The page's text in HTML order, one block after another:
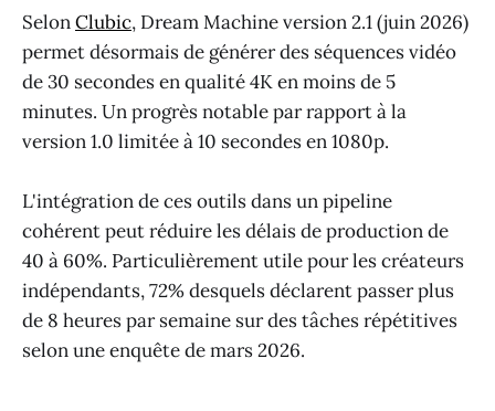
SelonClubic, Dream Machine version 2.1 (juin 2026)
permet désormais de générer des séquences vidéo
de 30 secondes en qualité 4K en moins de 5
minutes. Un progrès notable par rapport à la
version 1.0 limitée à 10 secondes en 1080p.
L'intégration de ces outils dans un pipeline
cohérent peut réduire les délais de production de
40 à 60%. Particulièrement utile pour les créateurs
indépendants, 72% desquels déclarent passer plus
de 8 heures par semaine sur des tâches répétitives
selon une enquête de mars 2026.